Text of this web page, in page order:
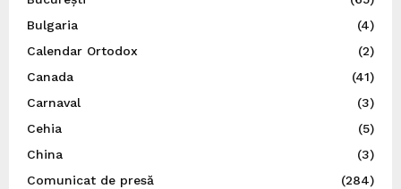
Bulgaria
(4)
Calendar Ortodox
(2)
Canada
(41)
Carnaval
(3)
Cehia
(5)
China
(3)
Comunicat de presă
(284)